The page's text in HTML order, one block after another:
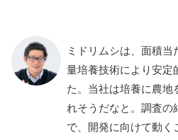
ミドリムシは、面積
量培養技術により安定
た。当社は培養に農地
れそうだなと。調査の
で、開発に向けて動く